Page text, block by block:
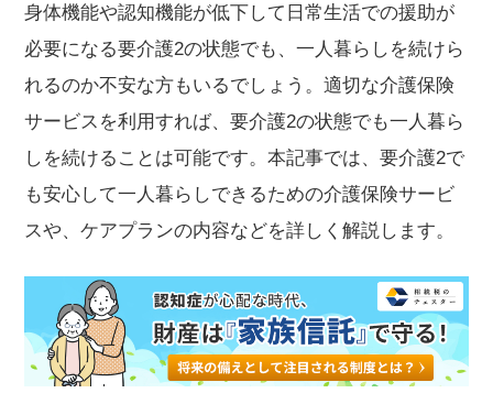
身体機能や認知機能が低下して日常生活での援助が
必要になる要介護2の状態でも、一人暮らしを続けら
れるのか不安な方もいるでしょう。適切な介護保険
サービスを利用すれば、要介護2の状態でも一人暮ら
しを続けることは可能です。本記事では、要介護2で
も安心して一人暮らしできるための介護保険サービ
スや、ケアプランの内容などを詳しく解説します。